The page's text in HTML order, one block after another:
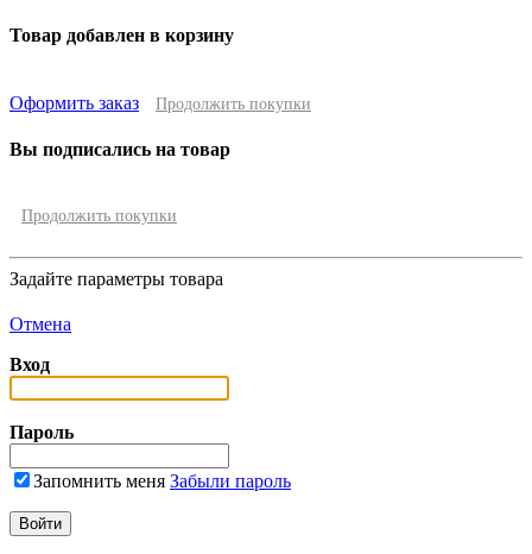
Товар добавлен в корзину
Оформить заказ Продолжить покупки
Вы подписались на товар
Продолжить покупки
Задайте параметры товара
Отмена
Вход
Пароль
Запомнить меня Забыли пароль